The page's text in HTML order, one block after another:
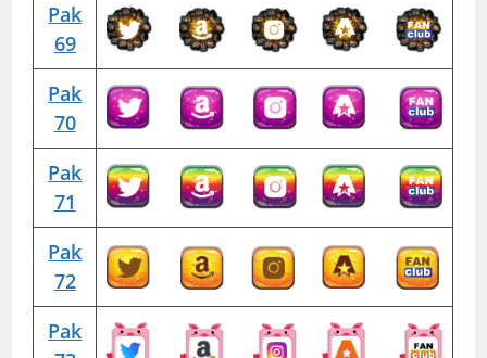
Pak
69
Pak
70
Pak
71
Pak
72
Pak